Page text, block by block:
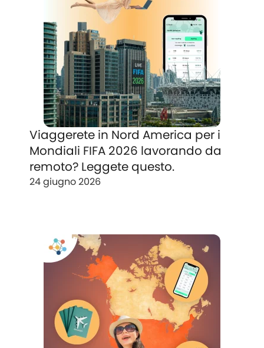
Viaggerete in Nord America per i
Mondiali FIFA 2026 lavorando da
remoto? Leggete questo.
24 giugno 2026